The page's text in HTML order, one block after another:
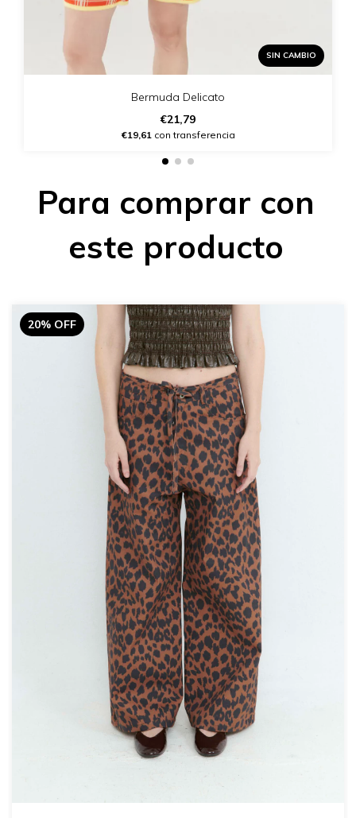
SIN CAMBIO
Bermuda Delicato
€21,79
€19,61 con transferencia
Para comprar con
este producto
20% OFF